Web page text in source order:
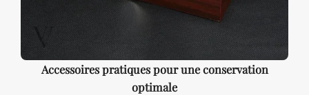
Accessoires pratiques pour une conservation
optimale